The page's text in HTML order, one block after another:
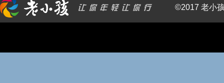
©2017 老小